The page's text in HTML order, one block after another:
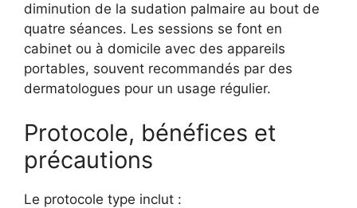
diminution de la sudation palmaire au bout de
quatre séances. Les sessions se font en
cabinet ou à domicile avec des appareils
portables, souvent recommandés par des
dermatologues pour un usage régulier.
Protocole, bénéfices et
précautions
Le protocole type inclut :